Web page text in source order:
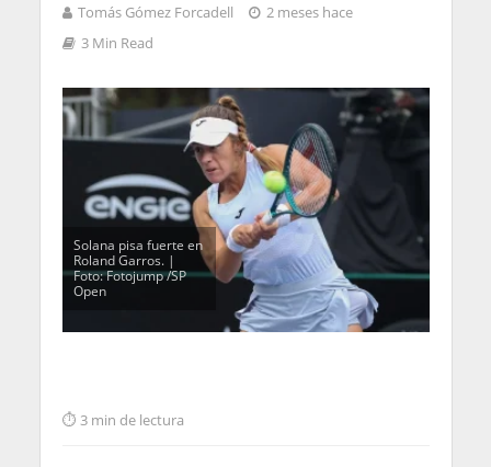
Tomás Gómez Forcadell
2 meses hace
3 Min Read
Solana pisa fuerte en
Roland Garros. |
Foto: Fotojump /SP
Open
3 min de lectura